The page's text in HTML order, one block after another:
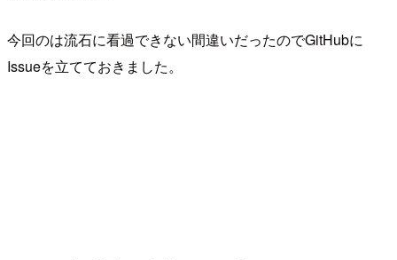
今回のは流石に看過できない間違いだったのでGitHubに
Issueを立てておきました。